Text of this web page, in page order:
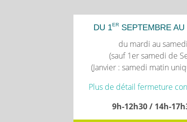
DU 1ER SEPTEMBRE AU
du mardi au samedi
(sauf 1er samedi de
(Janvier : samedi matin
Plus de détail fermeture
9h-12h30 / 14h-